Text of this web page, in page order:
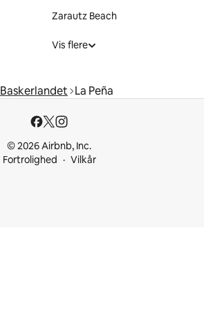
Zarautz Beach
Vis flere
Baskerlandet La Peña
© 2026 Airbnb, Inc.
Fortrolighed
Vilkår